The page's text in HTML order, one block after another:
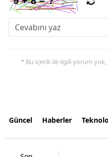
* Bu içerik ile ilgili yorum yok,
Güncel Haberler